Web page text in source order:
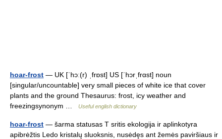
hoar-frost — UK [ˈhɔː(r) ˌfrɒst] US [ˈhɔrˌfrɑst] noun
[singular/uncountable] very small pieces of white ice that cover
plants and the ground Thesaurus: frost, icy weather and
freezingsynonym …
Useful english dictionary
hoar-frost — šarma statusas T sritis ekologija ir aplinkotyra
apibrėžtis Ledo kristalų sluoksnis, nusėdęs ant žemės paviršiaus ir